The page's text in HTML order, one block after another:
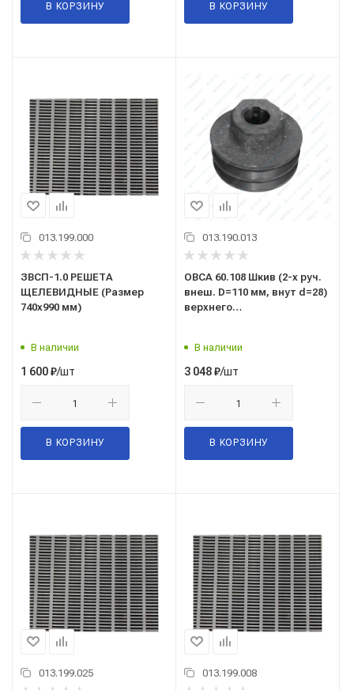
В КОРЗИНУ В КОРЗИНУ
013.199.000
ЗВСП-1.0 РЕШЕТА
ЩЕЛЕВИДНЫЕ (Размер
740х990 мм)
В наличии
1 600₽/шт
В КОРЗИНУ
013.190.013
ОВСА 60.108 Шкив (2-х руч.
внеш. D=110 мм, внут d=28)
верхнего
В наличии
3 048₽/шт
В КОРЗИНУ
013.199.025 013.199.008